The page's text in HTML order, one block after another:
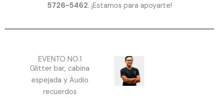
5726-5462. ¡Estamos para apoyarte!
EVENTO NO.1
Glitter bar, cabina
espejada y Audio
recuerdos